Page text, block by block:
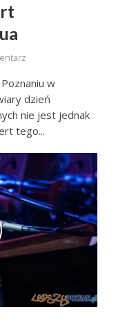
w
dzień
nie jest jednak
tego...